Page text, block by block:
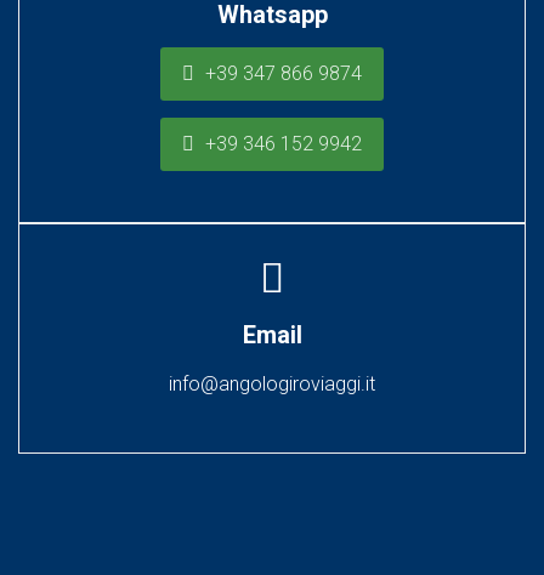
Whatsapp
+39 347 866 9874
+39 346 152 9942
Email
info@angologiroviaggi.it